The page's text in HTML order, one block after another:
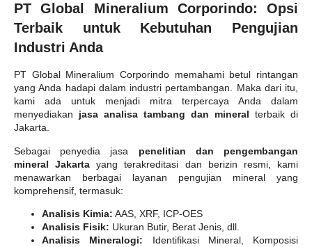
PT Global Mineralium Corporindo: Opsi
Terbaik untuk Kebutuhan Pengujian
Industri Anda
PT Global Mineralium Corporindo memahami betul rintangan
yang Anda hadapi dalam industri pertambangan. Maka dari itu,
kami ada untuk menjadi mitra terpercaya Anda dalam
menyediakan jasa analisa tambang dan mineral terbaik di
Jakarta.
Sebagai penyedia jasa penelitian dan pengembangan
mineral Jakarta yang terakreditasi dan berizin resmi, kami
menawarkan berbagai layanan pengujian mineral yang
komprehensif, termasuk:
Analisis Kimia: AAS, XRF, ICP-OES
Analisis Fisik: Ukuran Butir, Berat Jenis, dll.
Analisis Mineralogi: Identifikasi Mineral, Komposisi